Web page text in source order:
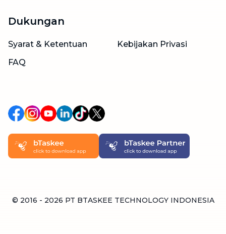
Dukungan
Syarat & Ketentuan
Kebijakan Privasi
FAQ
© 2016 - 2026 PT BTASKEE TECHNOLOGY INDONESIA